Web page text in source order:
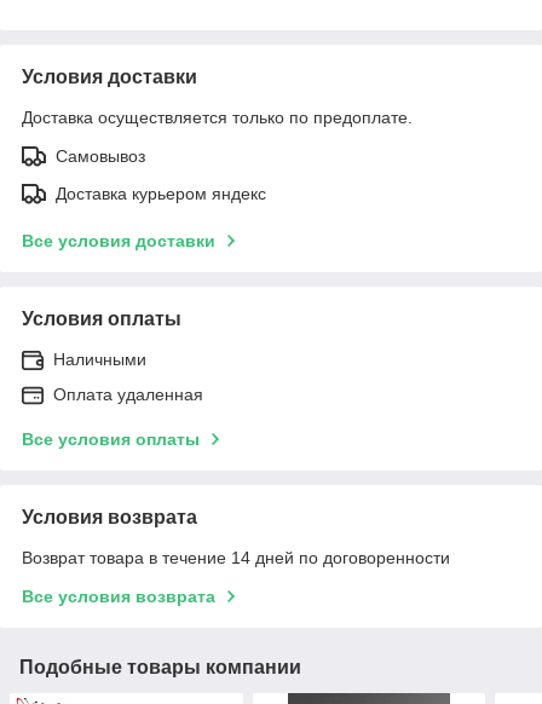
Условия доставки
Доставка осуществляется только по предоплате.
Самовывоз
Доставка курьером яндекс
Все условия доставки
Условия оплаты
Наличными
Оплата удаленная
Все условия оплаты
Условия возврата
Возврат товара в течение 14 дней по договоренности
Все условия возврата
Подобные товары компании